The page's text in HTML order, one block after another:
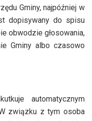
Gminy, najpóźniej w
dopisywany do spisu
obwodzie głosowania,
Gminy albo czasowo
automatycznym
związku z tym osoba